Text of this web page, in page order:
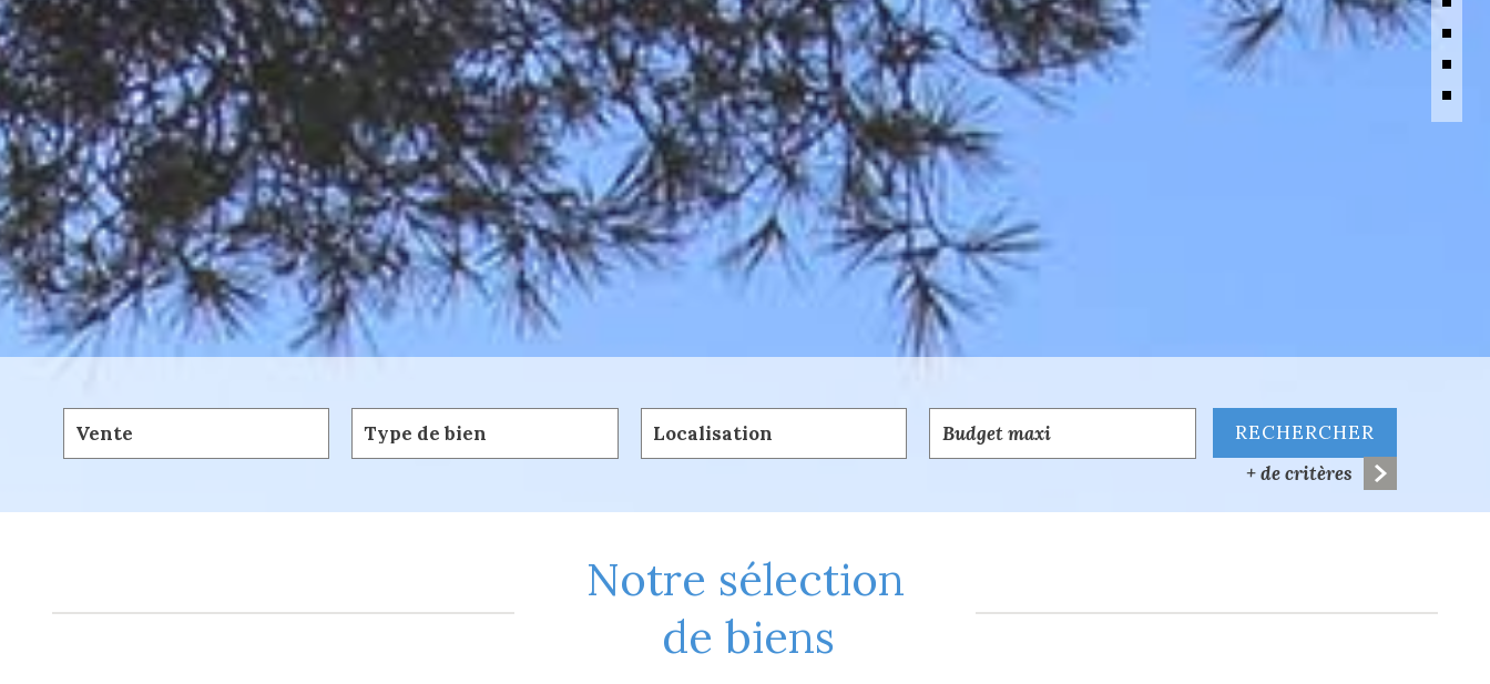
Vente RECHERCHER
+ de critères
notre sélection
de biens